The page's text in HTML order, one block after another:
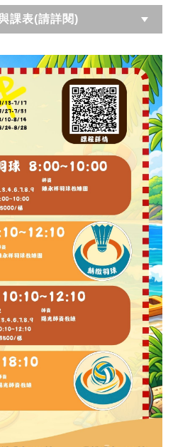
課表(請詳閱)